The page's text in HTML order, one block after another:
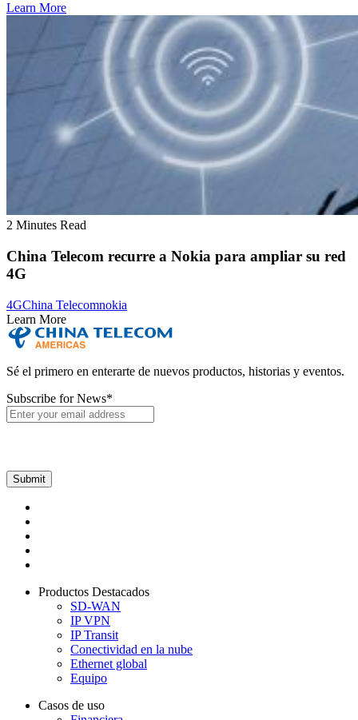
Learn More
2 Minutes Read
China Telecom recurre a Nokia para ampliar su red
4G
4GChina Telecomnokia
Learn More
Sé el primero en enterarte de nuevos productos, historias y eventos.
Subscribe for News*
Productos Destacados
SD-WAN
IP VPN
IP Transit
Conectividad en la nube
Ethernet global
Equipo
Casos de uso